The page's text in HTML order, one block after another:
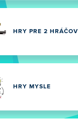
HRY PRE 2 HRÁČOV
HRY MYSLE